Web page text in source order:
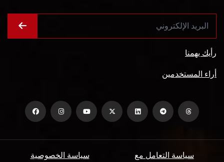
رأيك يهمنا
أراء المستخدمين
سياسة الخصوصية سياسة التعامل مع